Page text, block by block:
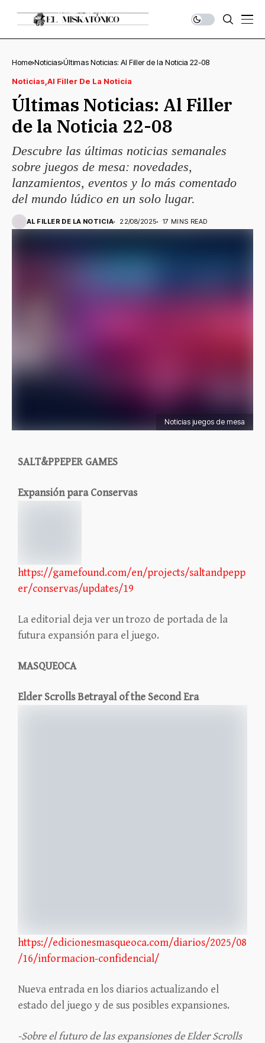
Home Noticias Últimas Noticias: Al Filler de la Noticia 22-08
Noticias Al Filler De La Noticia
Últimas Noticias: Al Filler
de la Noticia 22-08
Descubre las últimas noticias semanales
sobre juegos de mesa: novedades,
lanzamientos, eventos y lo más comentado
del mundo lúdico en un solo lugar.
AL FILLER DE LA NOTICIA 22/08/2025 17 MINS READ
Noticias juegos de mesa
SALT&PPEPER GAMES
Expansión para Conservas
https://gamefound.com/en/projects/saltandpepp
er/conservas/updates/19
La editorial deja ver un trozo de portada de la
futura expansión para el juego.
MASQUEOCA
Elder Scrolls Betrayal of the Second Era
https://edicionesmasqueoca.com/diarios/2025/08
/16/informacion-confidencial/
Nueva entrada en los diarios actualizando el
estado del juego y de sus posibles expansiones.
-Sobre el futuro de las expansiones de Elder Scrolls